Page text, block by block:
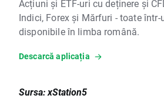
Acțiuni și ETF-uri cu deținere și
Indici, Forex și Mărfuri - toate într-
disponibile în limba română.
Descarcă aplicația
Sursa: xStation5